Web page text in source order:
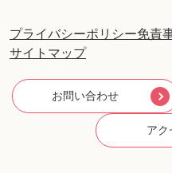
プライバシーポリシー免責
サイトマップ
お問い合わせ
アク